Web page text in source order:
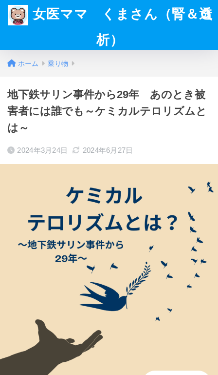
女医ママ くまさん（腎＆透
析）
ホーム 乗り物
地下鉄サリン事件から29年 あのとき被
害者には誰でも～ケミカルテロリズムと
は～
2024年3月24日 2024年6月27日